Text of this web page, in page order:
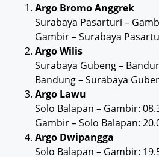
Argo Bromo Anggrek
Surabaya Pasarturi –
Gambir – Surabaya
Argo Wilis
Surabaya Gubeng –
Bandung – Surabaya
Argo Lawu
Solo Balapan – Gambir:
Gambir – Solo Balapan:
Argo Dwipangga
Solo Balapan – Gambir: